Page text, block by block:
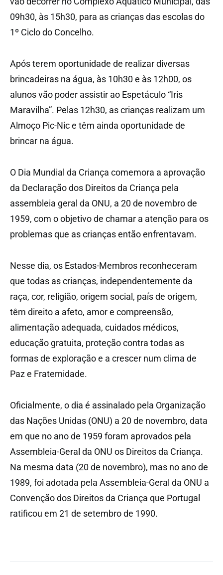
09h30, às 15h30, para as crianças das escolas do
1º Ciclo do Concelho.
Após terem oportunidade de realizar diversas
brincadeiras na água, às 10h30 e às 12h00, os
alunos vão poder assistir ao Espetáculo “Iris
Maravilha”. Pelas 12h30, as crianças realizam um
Almoço Pic-Nic e têm ainda oportunidade de
brincar na água.
O Dia Mundial da Criança comemora a aprovação
da Declaração dos Direitos da Criança pela
assembleia geral da ONU, a 20 de novembro de
1959, com o objetivo de chamar a atenção para os
problemas que as crianças então enfrentavam.
Nesse dia, os Estados-Membros reconheceram
que todas as crianças, independentemente da
raça, cor, religião, origem social, país de origem,
têm direito a afeto, amor e compreensão,
alimentação adequada, cuidados médicos,
educação gratuita, proteção contra todas as
formas de exploração e a crescer num clima de
Paz e Fraternidade.
Oficialmente, o dia é assinalado pela Organização
das Nações Unidas (ONU) a 20 de novembro, data
em que no ano de 1959 foram aprovados pela
Assembleia-Geral da ONU os Direitos da Criança.
Na mesma data (20 de novembro), mas no ano de
1989, foi adotada pela Assembleia-Geral da ONU a
Convenção dos Direitos da Criança que Portugal
ratificou em 21 de setembro de 1990.